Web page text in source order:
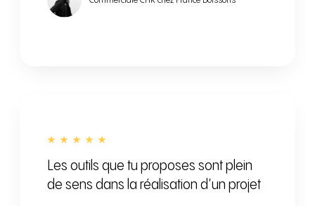
Les outils que tu proposes sont plein
de sens dans la réalisation d’un projet